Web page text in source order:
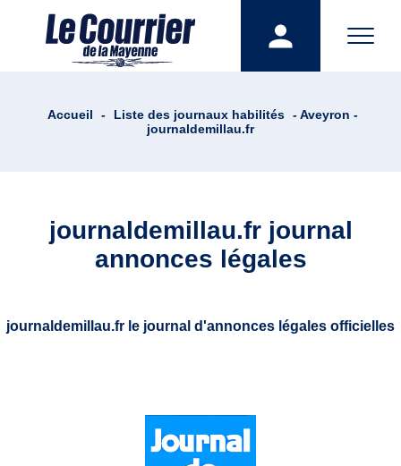
Accueil - Liste des journaux habilités - Aveyron -
journaldemillau.fr
journaldemillau.fr journal
annonces légales
journaldemillau.fr le journal d'annonces légales officielles